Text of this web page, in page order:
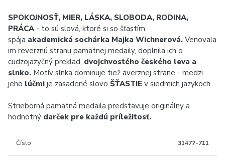
SPOKOJNOSŤ, MIER, LÁSKA, SLOBODA, RODINA,
PRÁCA - to sú slová, ktoré si so šťastím
spája akademická sochárka Majka Wichnerová. Venovala
im reverznú stranu pamätnej medaily, doplnila ich o
cudzojazyčný preklad, dvojchvostého českého leva a
slnko. Motív slnka dominuje tiež averznej strane - medzi
jeho lúčmi je zasadené slovo ŠŤASTIE v siedmich jazykoch.
Strieborná pamätná medaila predstavuje originálny a
hodnotný darček pre každú príležitosť.
Číslo 31477-711